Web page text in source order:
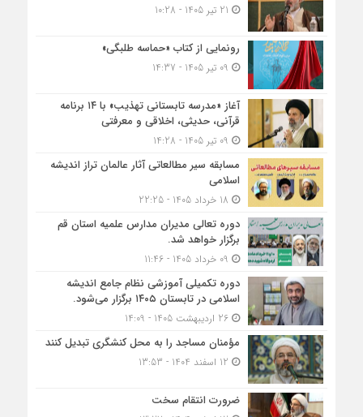
رونمایی از کتاب «حماسه طلبگی»
آغاز «مدرسه تابستانی تهذیب» با ۱۴ برنامه
قرآنی، حدیثی، اخلاقی و معرفتی
مسابقه سیر مطالعاتی آثار عالمان تراز اندیشه
اسلامی
دوره تعالی مدیران مدارس علمیه استان قم
برگزار خواهد شد.
دوره تکمیلی آموزشی نظام جامع اندیشه
اسلامی در تابستان ۱۴۰۵ برگزار می‌شود.
26 اردیبهشت 1405 - 14:09
مؤمنان مساجد را به محل کنشگری تبدیل کنند
ضرورت انتقام سخت